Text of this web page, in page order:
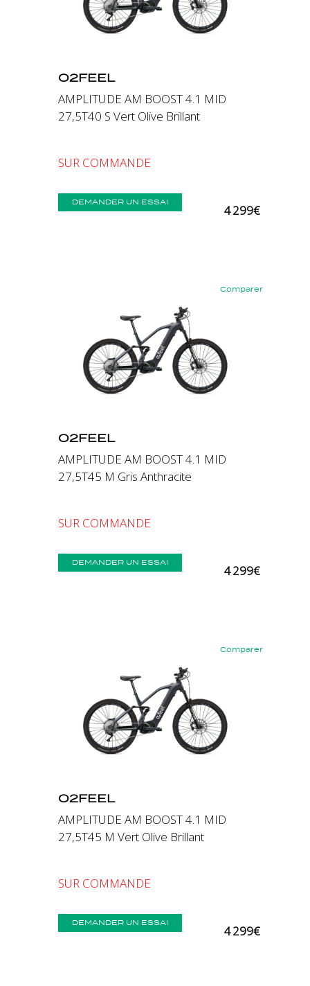
O2FEEL
AMPLITUDE AM BOOST 4.1 MID
27,5T40 S Vert Olive Brillant
SUR COMMANDE
DEMANDER UN ESSAI
4 299€
Comparer
Précédent
O2FEEL
AMPLITUDE AM BOOST 4.1 MID
27,5T45 M Gris Anthracite
SUR COMMANDE
DEMANDER UN ESSAI
4 299€
Comparer
Précédent
O2FEEL
AMPLITUDE AM BOOST 4.1 MID
27,5T45 M Vert Olive Brillant
SUR COMMANDE
DEMANDER UN ESSAI
4 299€